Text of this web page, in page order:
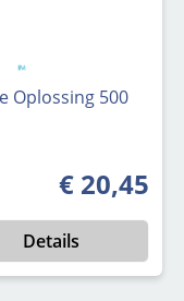
Oplossing 500
Normale
€ 20,45
Details